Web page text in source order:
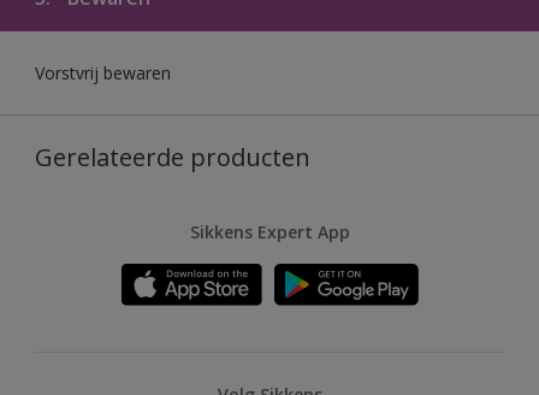
Vorstvrij bewaren
Gerelateerde producten
Sikkens Expert App